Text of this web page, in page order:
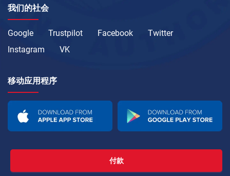
我们的社会
Google Trustpilot Facebook
Twitter
Instagram
VK
移动应用程序
付款